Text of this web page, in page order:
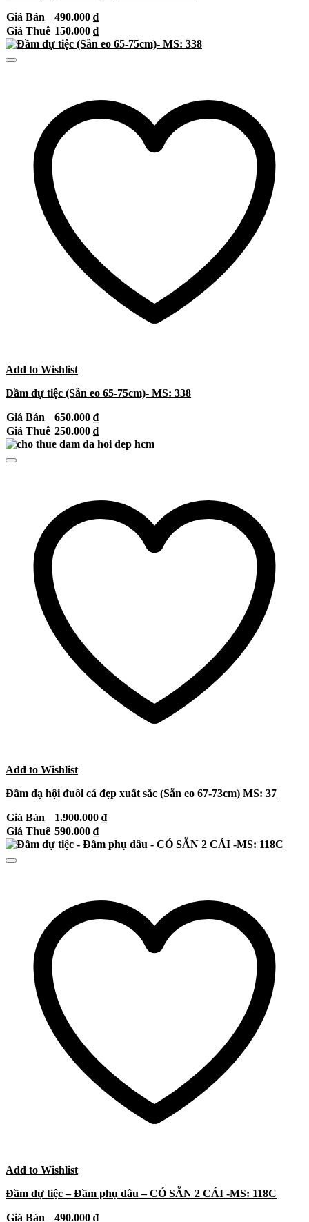
Giá Bán 490.000 ₫
Giá Thuê 150.000 ₫
Add to Wishlist
Đầm dự tiệc (Sẵn eo 65-75cm)- MS: 338
Giá Bán 650.000 ₫
Giá Thuê 250.000 ₫
Add to Wishlist
Đầm dạ hội đuôi cá đẹp xuất sắc (Sẵn eo 67-73cm) MS: 37
Giá Bán 1.900.000 ₫
Giá Thuê 590.000 ₫
Add to Wishlist
Đầm dự tiệc – Đầm phụ dâu – CÓ SẴN 2 CÁI -MS: 118C
Giá Bán 490.000 ₫